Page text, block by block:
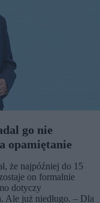
go nie
opamiętanie
że najpóźniej do 15
on formalnie
dotyczy
Ale już niedługo. – Dla